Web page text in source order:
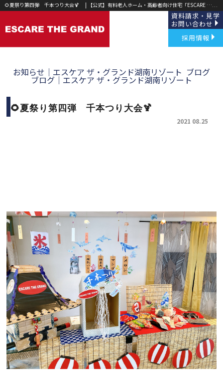
🌻夏祭り第四弾 千本つり大会🍹 | 【公式】有料老人ホーム・高齢者向け住宅「ESCARE THE GRAND(エスケア ザ グランド)」草津・野洲｜
資料請求・見学
お問い合わせ
採用情報
お知らせ｜エスケア ザ・グランド湖南リゾート ブログ
ブログ｜エスケア ザ・グランド湖南リゾート
🌻夏祭り第四弾 千本つり大会🍹
2021 08.25